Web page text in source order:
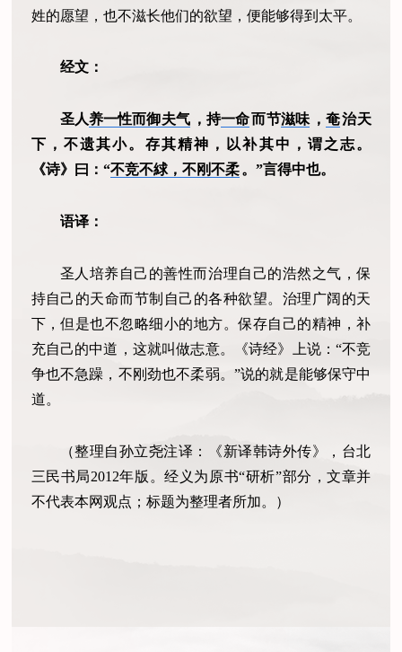
姓的愿望，也不滋长他们的欲望，便能够得到太平。
经文：
圣人养一性而御夫气 ，持一命而节滋味 ，奄治天
下，不遗其小。存其精神，以补其中，谓之志。
《诗》曰：“不竞不絿，不刚不柔 。”言得中也。
语译：
圣人培养自己的善性而治理自己的浩然之气，保
持自己的天命而节制自己的各种欲望。治理广阔的天
下，但是也不忽略细小的地方。保存自己的精神，补
充自己的中道，这就叫做志意。《诗经》上说：“不竞
争也不急躁，不刚劲也不柔弱。”说的就是能够保守中
道。
（整理自孙立尧注译：《新译韩诗外传》，台北
三民书局2012年版。经义为原书“研析”部分，文章并
不代表本网观点；标题为整理者所加。）